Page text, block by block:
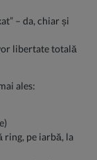
– da, chiar și
libertate totală
ales:
ring, pe iarbă, la